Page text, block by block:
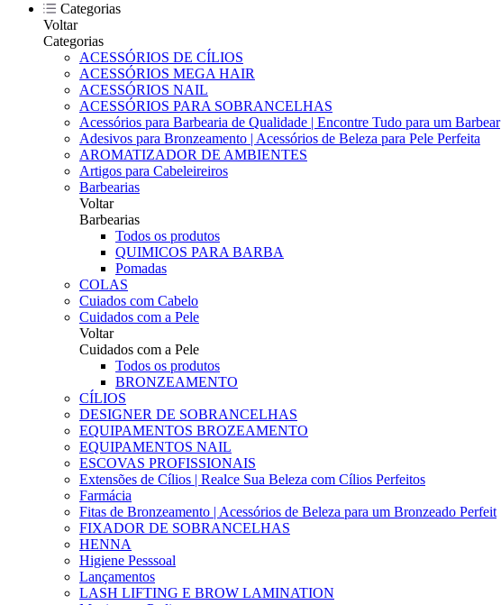
Categorias
Voltar
Categorias
ACESSÓRIOS DE CÍLIOS
ACESSÓRIOS MEGA HAIR
ACESSÓRIOS NAIL
ACESSÓRIOS PARA SOBRANCELHAS
Acessórios para Barbearia de Qualidade | Encontre Tudo para um Barbear
Adesivos para Bronzeamento | Acessórios de Beleza para Pele Perfeita
AROMATIZADOR DE AMBIENTES
Artigos para Cabeleireiros
Barbearias
Voltar
Barbearias
Todos os produtos
QUIMICOS PARA BARBA
Pomadas
COLAS
Cuiados com Cabelo
Cuidados com a Pele
Voltar
Cuidados com a Pele
Todos os produtos
BRONZEAMENTO
CÍLIOS
DESIGNER DE SOBRANCELHAS
EQUIPAMENTOS BROZEAMENTO
EQUIPAMENTOS NAIL
ESCOVAS PROFISSIONAIS
Extensões de Cílios | Realce Sua Beleza com Cílios Perfeitos
Farmácia
Fitas de Bronzeamento | Acessórios de Beleza para um Bronzeado Perfeit
FIXADOR DE SOBRANCELHAS
HENNA
Higiene Pesssoal
Lançamentos
LASH LIFTING E BROW LAMINATION